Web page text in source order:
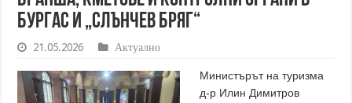
Бургас и „Слънчев бряг“
21.05.2026 Актуално
Министърът на туризма
д-р Илин Димитров